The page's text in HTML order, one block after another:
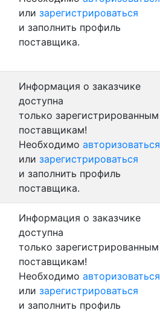
или зарегистрироваться
и заполнить профиль
поставщика.
Информация о заказчике
доступна
только зарегистрированным
поставщикам!
Необходимо авторизоваться
или зарегистрироваться
и заполнить профиль
поставщика.
Информация о заказчике
доступна
только зарегистрированным
поставщикам!
Необходимо авторизоваться
или зарегистрироваться
и заполнить профиль